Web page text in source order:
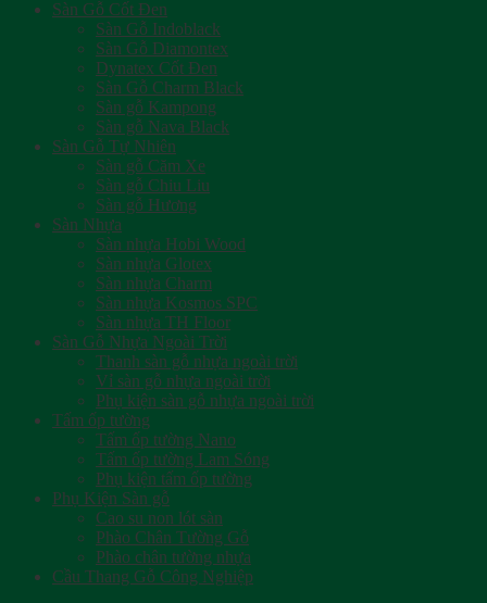
Sàn Gỗ Cốt Đen
Sàn Gỗ Indoblack
Sàn Gỗ Diamontex
Dynatex Cốt Đen
Sàn Gỗ Charm Black
Sàn gỗ Kampong
Sàn gỗ Nava Black
Sàn Gỗ Tự Nhiên
Sàn gỗ Căm Xe
Sàn gỗ Chiu Liu
Sàn gỗ Hương
Sàn Nhựa
Sàn nhựa Hobi Wood
Sàn nhựa Glotex
Sàn nhựa Charm
Sàn nhựa Kosmos SPC
Sàn nhựa TH Floor
Sàn Gỗ Nhựa Ngoài Trời
Thanh sàn gỗ nhựa ngoài trời
Vỉ sàn gỗ nhựa ngoài trời
Phụ kiện sàn gỗ nhựa ngoài trời
Tấm ốp tường
Tấm ốp tường Nano
Tấm ốp tường Lam Sóng
Phụ kiện tấm ốp tường
Phụ Kiện Sàn gỗ
Cao su non lót sàn
Phào Chân Tường Gỗ
Phào chân tường nhựa
Cầu Thang Gỗ Công Nghiệp